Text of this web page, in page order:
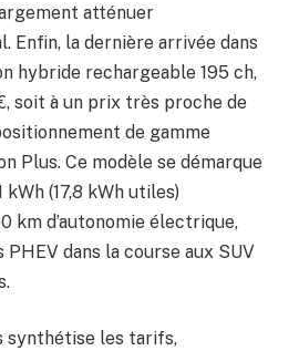
atténuer
Enfin, la dernière arrivée dans
hybride rechargeable 195 ch,
soit à un prix très proche de
de gamme
Plus. Ce modèle se démarque
(17,8 kWh utiles)
km d’autonomie électrique,
dans la course aux SUV
synthétise les tarifs,